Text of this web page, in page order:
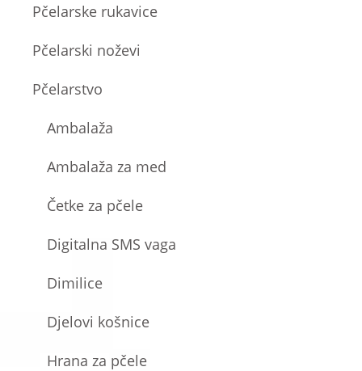
Pčelarske rukavice
Pčelarski noževi
Pčelarstvo
Ambalaža
Ambalaža za med
Četke za pčele
Digitalna SMS vaga
Dimilice
Djelovi košnice
Hrana za pčele